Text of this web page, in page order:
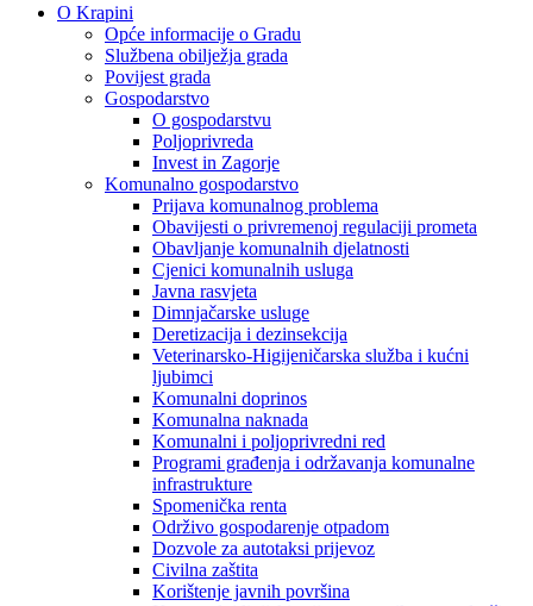
O Krapini
Opće informacije o Gradu
Službena obilježja grada
Povijest grada
Gospodarstvo
O gospodarstvu
Poljoprivreda
Invest in Zagorje
Komunalno gospodarstvo
Prijava komunalnog problema
Obavijesti o privremenoj regulaciji prometa
Obavljanje komunalnih djelatnosti
Cjenici komunalnih usluga
Javna rasvjeta
Dimnjačarske usluge
Deretizacija i dezinsekcija
Veterinarsko-Higijeničarska služba i kućni
ljubimci
Komunalni doprinos
Komunalna naknada
Komunalni i poljoprivredni red
Programi građenja i održavanja komunalne
infrastrukture
Spomenička renta
Održivo gospodarenje otpadom
Dozvole za autotaksi prijevoz
Civilna zaštita
Korištenje javnih površina